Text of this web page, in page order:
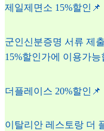
제일제면소 15%할인📌
군인신분증명 서류 제
15%할인가에 이용가능
더플레이스 20%할인📌
이탈리안 레스토랑 더